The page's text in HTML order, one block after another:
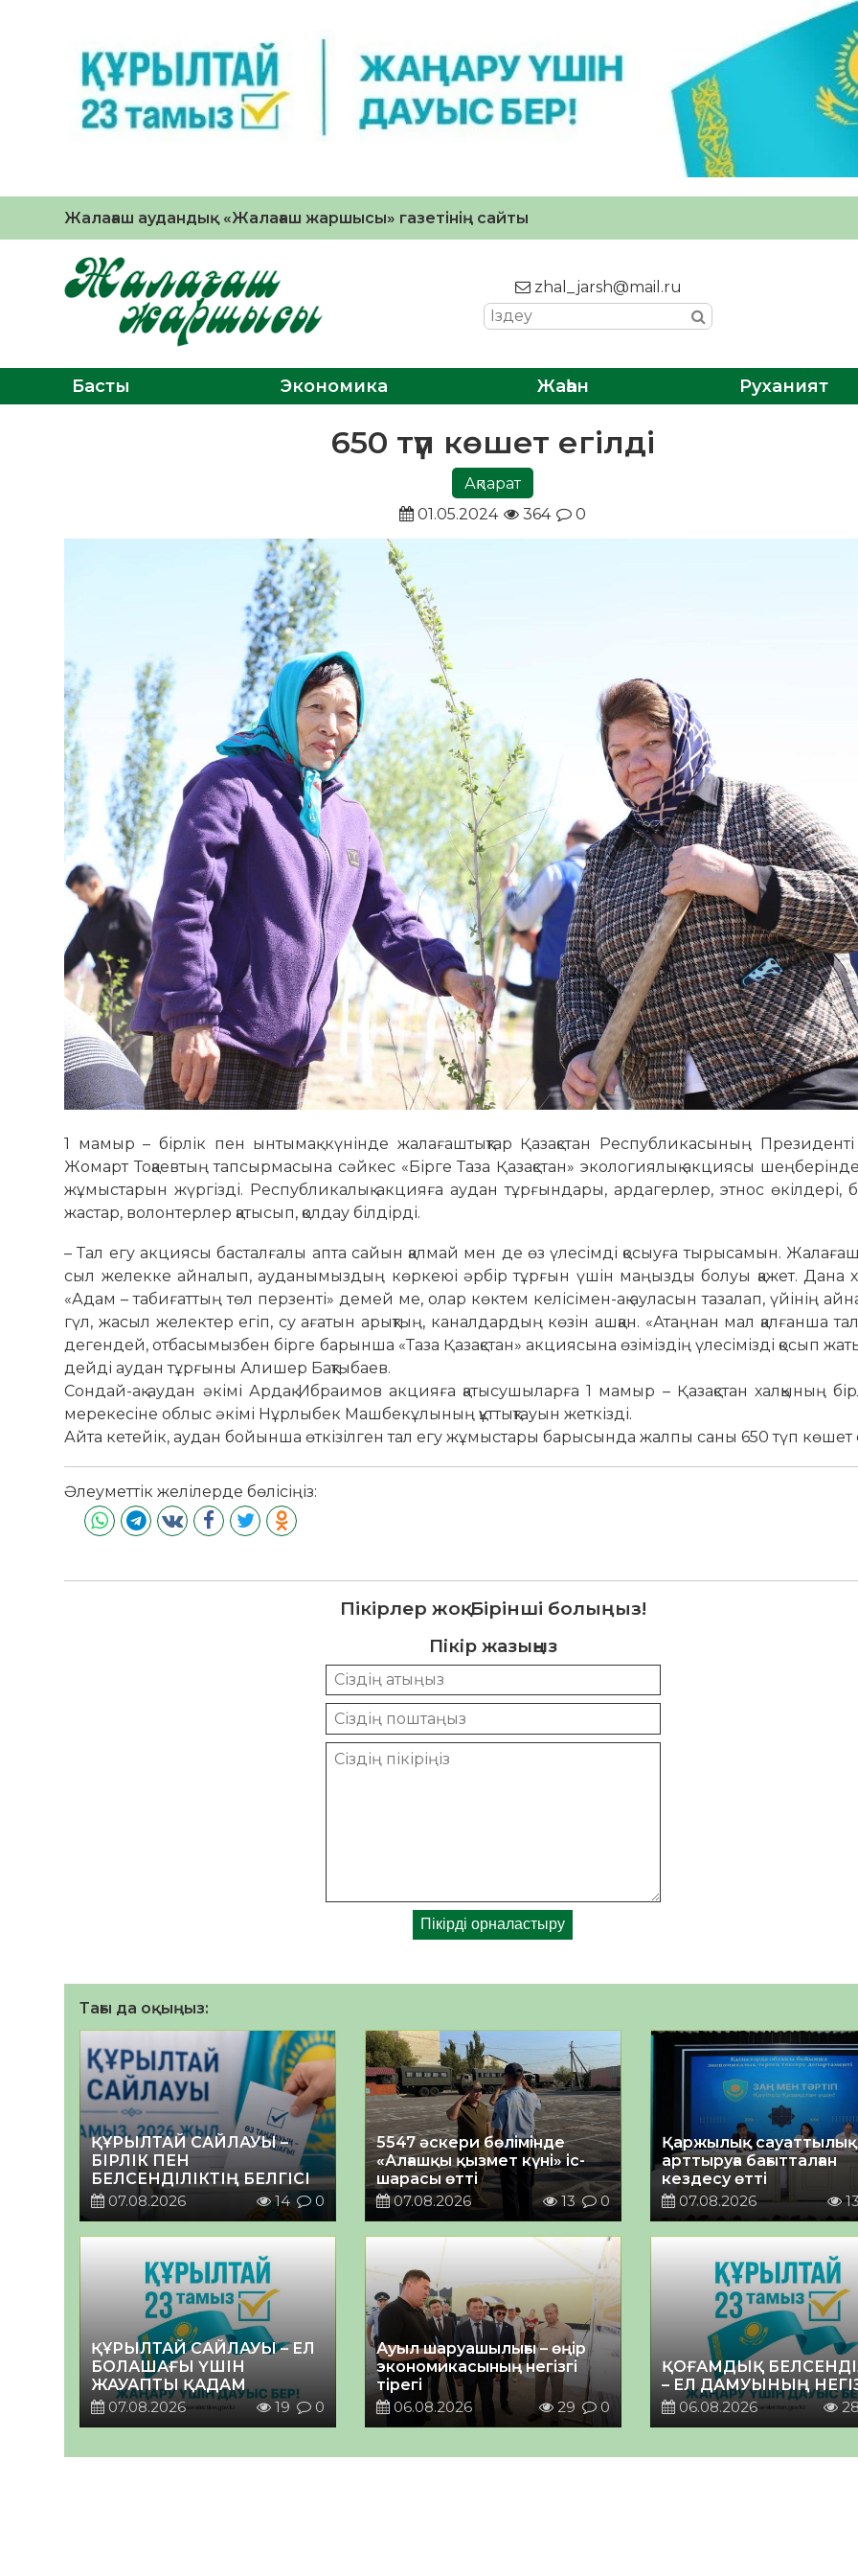
Жалағаш аудандық «Жалағаш жаршысы» газетінің сайты
zhal_jarsh@mail.ru
Басты Экономика Жаһан Руханият
650 түп көшет егілді
Ақпарат
01.05.2024
364 0
1 мамыр – бірлік пен ынтымақ күнінде жалағаштықтар Қазақстан Республикасының
Жомарт Тоқаевтың тапсырмасына сәйкес «Бірге Таза Қазақстан» экологиялық акциясы
жұмыстарын жүргізді. Республикалық акцияға аудан тұрғындары, арда­гер­лер, этнос өкілдері,
жастар, волонтерлер қатысып, қолдау білдірді.
– Тал егу акциясы басталғалы апта сайын қалмай мен де өз үлесімді қосыуға тырысамын.
сыл­ желекке айналып, ауданымыздың көркеюі әрбір тұрғын үшін маңызды болуы қажет. Дана
«Адам – табиғаттың төл перзенті» демей ме, олар көктем келі­сімен-ақ ауласын тазалап, үйінің
гүл, жасыл желектер егіп, су ағатын арықтың, каналдардың көзін ашқан. «Атаңнан мал қалғанша тал
дегендей, отбасымызбен бірге барынша «Таза Қазақстан» акция­сына өзіміздің үлесімізді қосып
дейді аудан тұрғыны Алишер Бақтыбаев.
Сондай-ақ аудан әкімі Ардақ Ибраимов акцияға қаты­сушыларға 1 мамыр – Қазақстан халқының
мерекесіне облыс әкімі Нұрлыбек Машбекұлының құттықтауын жеткізді.
Айта кетейік, аудан бойынша өткізілген тал егу жұмыс­тары барысында жалпы саны 650 түп көшет
Әлеуметтік желілерде бөлісіңіз:
Пікірлер жоқ. Бірінші болыңыз!
Пікір жазыңыз
Тағы да оқыңыз:
ҚҰРЫЛТАЙ САЙЛАУЫ –
БІРЛІК ПЕН
БЕЛСЕНДІЛІКТІҢ БЕЛГІСІ
07.08.2026
14 0
5547 әскери бөлімінде
«Алғашқы қызмет күні» іс-
шарасы өтті
07.08.2026
13 0
Қаржылық
арттыруға бағытталған
кездесу өтті
07.08.2026
ҚҰРЫЛТАЙ САЙЛАУЫ – ЕЛ
БОЛАШАҒЫ ҮШІН
ЖАУАПТЫ ҚАДАМ
07.08.2026
19 0
Ауыл шаруашылығы – өңір
экономикасының негізгі
тірегі
06.08.2026
29 0
ҚОҒАМДЫҚ
– ЕЛ ДАМУЫНЫҢ
06.08.2026
28